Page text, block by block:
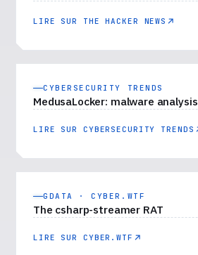
LIRE SUR THE HACKER NEWS
CYBERSECURITY TRENDS
MedusaLocker: malware analysis
LIRE SUR CYBERSECURITY TRENDS
GDATA · CYBER.WTF
The csharp-streamer RAT
LIRE SUR CYBER.WTF